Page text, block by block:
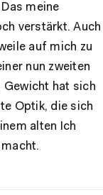
meine
verstärkt. Auch
auf mich zu
nun zweiten
Gewicht hat sich
Optik, die sich
alten Ich
macht.